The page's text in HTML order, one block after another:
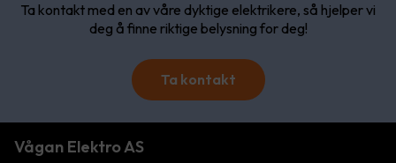
Ta kontakt med en av våre dyktige elektrikere, så hjelper vi
deg å finne riktige belysning for deg!
Ta kontakt
Vågan Elektro AS